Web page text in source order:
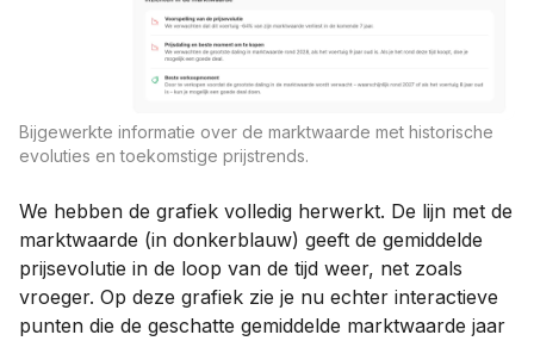
Bijgewerkte informatie over de marktwaarde met historische
evoluties en toekomstige prijstrends.
We hebben de grafiek volledig herwerkt. De lijn met de
marktwaarde (in donkerblauw) geeft de gemiddelde
prijsevolutie in de loop van de tijd weer, net zoals
vroeger. Op deze grafiek zie je nu echter interactieve
punten die de geschatte gemiddelde marktwaarde jaar